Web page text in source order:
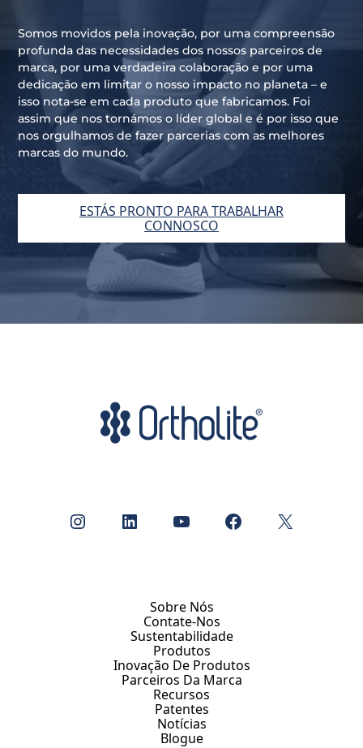
Somos movidos pela inovação, por uma compreensão
profunda das necessidades dos nossos parceiros de
marca, por uma verdadeira colaboração e por uma
dedicação em limitar o nosso impacto no planeta – e
isso nota-se em cada produto que fabricamos. Foi
assim que nos tornámos o líder global e é por isso que
nos orgulhamos de fazer parcerias com as melhores
marcas do mundo.
ESTÁS PRONTO PARA TRABALHAR
CONNOSCO
Instagram LinkedIn YouTube Facebook X
Sobre Nós
Contate-Nos
Sustentabilidade
Produtos
Inovação De Produtos
Parceiros Da Marca
Recursos
Patentes
Notícias
Blogue